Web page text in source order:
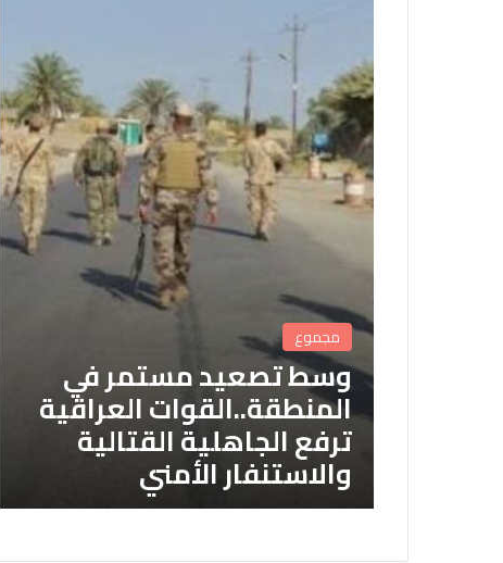
مجموع
وسط تصعيد مستمر في
المنطقة..القوات العراقية
ترفع الجاهلية القتالية
والاستنفار الأمني